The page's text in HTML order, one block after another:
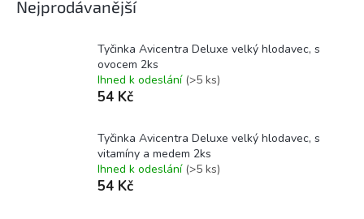
Nejprodávanější
Tyčinka Avicentra Deluxe velký hlodavec, s
ovocem 2ks
Ihned k odeslání (>5 ks)
54 Kč
Tyčinka Avicentra Deluxe velký hlodavec, s
vitamíny a medem 2ks
Ihned k odeslání (>5 ks)
54 Kč